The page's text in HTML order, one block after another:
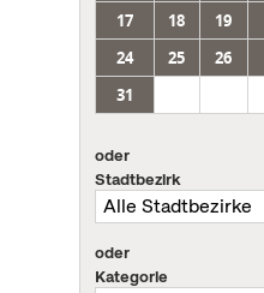
17
18 19
24
25 26
31
oder
Stadtbezirk
oder
Kategorie